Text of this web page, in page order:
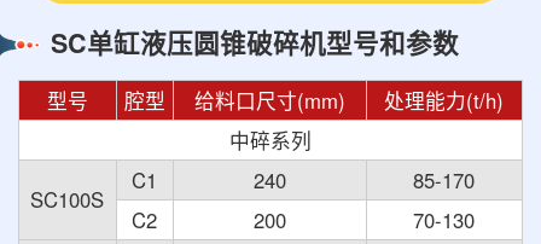
SC单缸液压圆锥破碎机型号和参数
型号 腔型 给料口尺寸(mm)
处理能力(t/h)
中碎系列
SC100S
C1 240
85-170
C2
200 70-130